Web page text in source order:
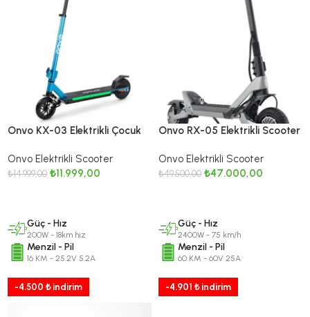
Onvo KX-03 Elektrikli Çocuk
Hız – Mavi
Onvo Elektrikli Scooter
₺14.999,00 ₺11.999,00
Güç - Hız
200W - 18km hız
Menzil - Pil
16 KM - 25.2V 5.2A
Onvo RX-05 Elektrikli Scooter
Onvo Elektrikli Scooter
₺49.500,00 ₺47.000,00
Güç - Hız
2400W - 75 km/h
Menzil - Pil
60 KM - 60V 25A
-4.500 ₺ indirim -4.901 ₺ indirim